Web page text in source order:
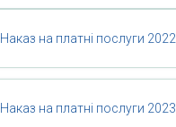
Наказ на платні послуги 2022
Наказ на платні послуги 2023